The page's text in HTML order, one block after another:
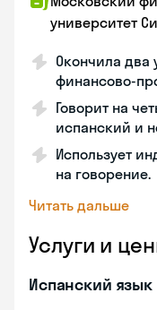
университет
Окончила два
финансово-
Говорит на
испанский и
Использует
на говорение.
Читать дальше
Услуги и
Испанский язык